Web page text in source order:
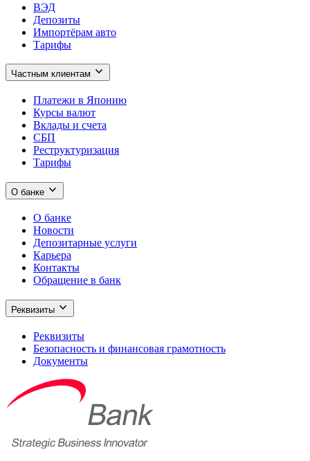
ВЭД
Депозиты
Импортёрам авто
Тарифы
Частным клиентам
Платежи в Японию
Курсы валют
Вклады и счета
СБП
Реструктуризация
Тарифы
О банке
О банке
Новости
Депозитарные услуги
Карьера
Контакты
Обращение в банк
Реквизиты
Реквизиты
Безопасность и финансовая грамотность
Документы